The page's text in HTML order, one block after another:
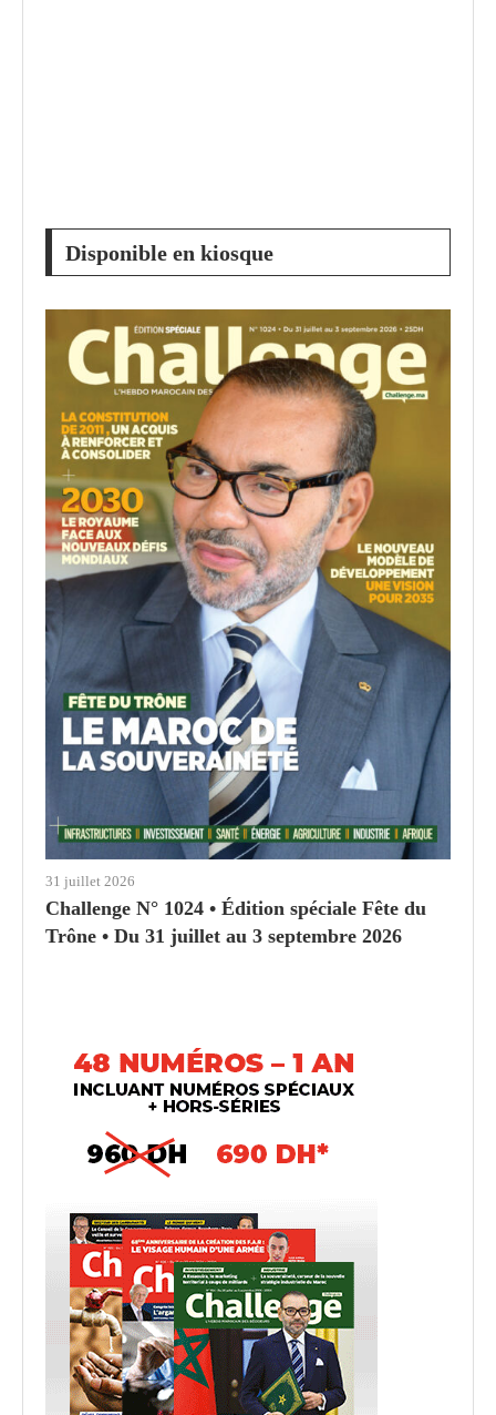
Disponible en kiosque
31 juillet 2026
Challenge N° 1024 • Édition spéciale Fête du
Trône • Du 31 juillet au 3 septembre 2026